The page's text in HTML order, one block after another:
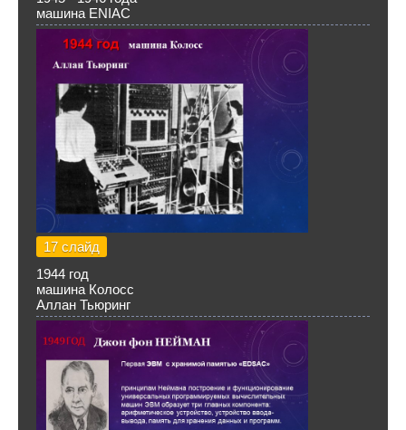
машина ENIAC
17 слайд
1944 год
машина Колосс
Аллан Тьюринг